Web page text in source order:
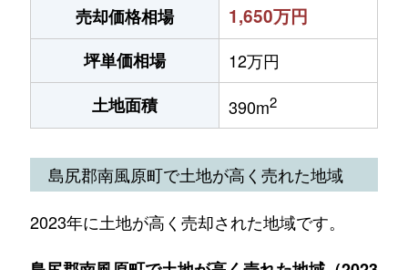
売却価格相場
1,650万円
坪単価相場
12万円
土地面積
390m2
島尻郡南風原町で土地が高く売れた地域
2023年に土地が高く売却された地域です。